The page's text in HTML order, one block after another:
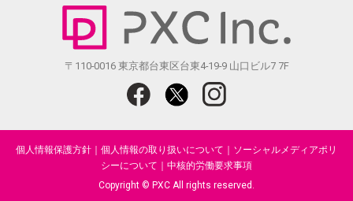
〒110-0016 東京都台東区台東4-19-9 山口ビル7 7F
個人情報保護方針 個人情報の取り扱いについて
ソーシャルメディアポリ
シーについて
中核的労働要求事項
Copyright © PXC All rights reserved.